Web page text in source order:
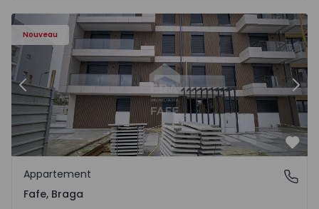
Nouveau
Précédent
Fafe, Braga
Appartement
Fafe, Braga